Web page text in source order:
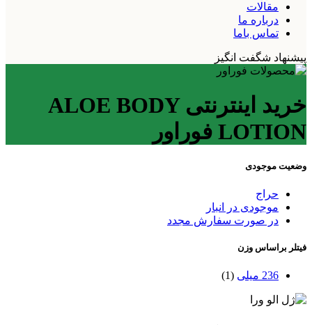
مقالات
درباره ما
تماس باما
پیشنهاد شگفت انگیز
خرید اینترنتی ALOE BODY
LOTION فوراور
وضعیت موجودی
حراج
موجودی در انبار
در صورت سفارش مجدد
فیتلر براساس وزن
236 میلی (1)